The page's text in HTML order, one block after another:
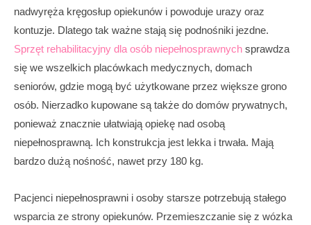
nadwyręża kręgosłup opiekunów i powoduje urazy oraz
kontuzje. Dlatego tak ważne stają się podnośniki jezdne.
Sprzęt rehabilitacyjny dla osób niepełnosprawnych sprawdza
się we wszelkich placówkach medycznych, domach
seniorów, gdzie mogą być użytkowane przez większe grono
osób. Nierzadko kupowane są także do domów prywatnych,
ponieważ znacznie ułatwiają opiekę nad osobą
niepełnosprawną. Ich konstrukcja jest lekka i trwała. Mają
bardzo dużą nośność, nawet przy 180 kg.
Pacjenci niepełnosprawni i osoby starsze potrzebują stałego
wsparcia ze strony opiekunów. Przemieszczanie się z wózka